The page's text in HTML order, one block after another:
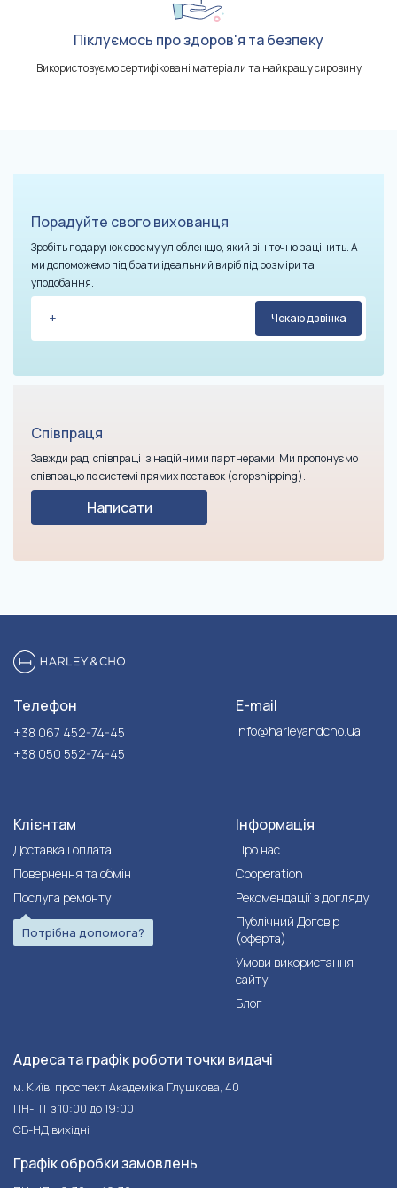
Піклуємось про здоров'я та безпеку
Використовуємо сертифіковані матеріали та найкращу сировину
Порадуйте свого вихованця
Зробіть подарунок своєму улюбленцю, який він точно зацінить. А
ми допоможемо підібрати ідеальний виріб під розміри та
уподобання.
Співпраця
Завжди раді співпраці із надійними партнерами. Ми пропонуємо
співпрацю по системі прямих поставок (dropshipping).
Написати
Телефон
+38 067 452-74-45
+38 050 552-74-45
E-mail
info@harleyandcho.ua
Клієнтам
Доставка і оплата
Повернення та обмін
Послуга ремонту
Потрібна допомога?
Інформація
Про нас
Cooperation
Рекомендації з догляду
Публічний Договір
(оферта)
Умови використання
сайту
Блог
Адреса та графік роботи точки видачі
м. Київ, проспект Академіка Глушкова, 40
ПН-ПТ з 10:00 до 19:00
СБ-НД вихідні
Графік обробки замовлень